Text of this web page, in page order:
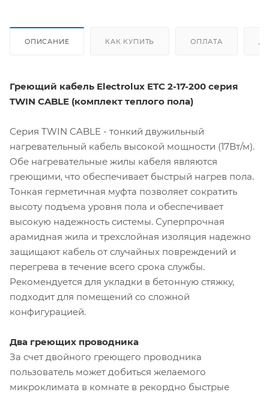
ОПИСАНИЕ КАК КУПИТЬ ОПЛАТА
Греющий кабель Electrolux ETC 2-17-200 серия
TWIN CABLE (комплект теплого пола)
Серия TWIN CABLE - тонкий двужильный
нагревательный кабель высокой мощности (17Вт/м).
Обе нагревательные жилы кабеля являются
греющими, что обеспечивает быстрый нагрев пола.
Тонкая герметичная муфта позволяет сократить
высоту подъема уровня пола и обеспечивает
высокую надежность системы. Суперпрочная
арамидная жила и трехслойная изоляция надежно
защищают кабель от случайных повреждений и
перегрева в течение всего срока службы.
Рекомендуется для укладки в бетонную стяжку,
подходит для помещений со сложной
конфигурацией.
Два греющих проводника
За счет двойного греющего проводника
пользователь может добиться желаемого
микроклимата в комнате в рекордно быстрые